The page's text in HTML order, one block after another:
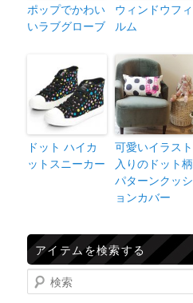
ポップでかわい
いラブグローブ
ウィンドウフィ
ルム
ドット ハイカ
ットスニーカー
可愛いイラスト
入りのドット柄
パターンクッシ
ョンカバー
アイテムを検索する
検索